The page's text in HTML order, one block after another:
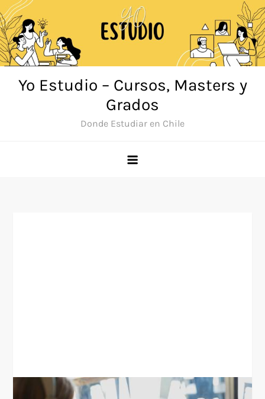
Saltar
al
contenido
Yo Estudio – Cursos, Masters y
Grados
Donde Estudiar en Chile